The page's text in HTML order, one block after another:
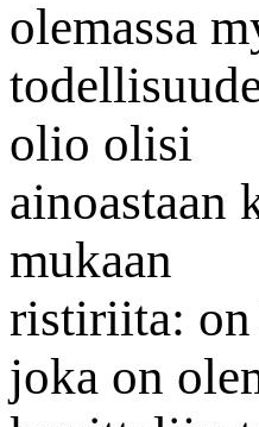
olemassa
olio olisi
ainoastaan
mukaan
ristiriita:
joka on